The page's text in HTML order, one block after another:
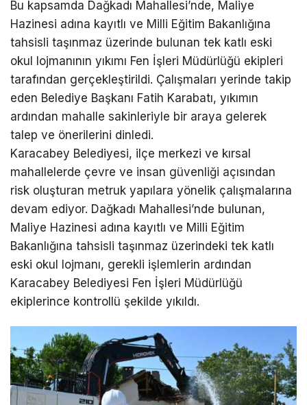
Bu kapsamda Dağkadı Mahallesi’nde, Maliye
Hazinesi adına kayıtlı ve Milli Eğitim Bakanlığına
tahsisli taşınmaz üzerinde bulunan tek katlı eski
okul lojmanının yıkımı Fen İşleri Müdürlüğü ekipleri
tarafından gerçekleştirildi. Çalışmaları yerinde takip
eden Belediye Başkanı Fatih Karabatı, yıkımın
ardından mahalle sakinleriyle bir araya gelerek
talep ve önerilerini dinledi.
Karacabey Belediyesi, ilçe merkezi ve kırsal
mahallelerde çevre ve insan güvenliği açısından
risk oluşturan metruk yapılara yönelik çalışmalarına
devam ediyor. Dağkadı Mahallesi’nde bulunan,
Maliye Hazinesi adına kayıtlı ve Milli Eğitim
Bakanlığına tahsisli taşınmaz üzerindeki tek katlı
eski okul lojmanı, gerekli işlemlerin ardından
Karacabey Belediyesi Fen İşleri Müdürlüğü
ekiplerince kontrollü şekilde yıkıldı.